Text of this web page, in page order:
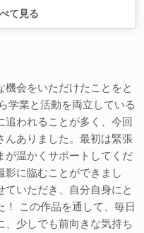
て見る
機会をいただけたことをと
学業と活動を両立している
追われることが多く、今回
んありました。最初は緊張
が温かくサポートしてくだ
影に臨むことができまし
いただき、自分自身にと
！ この作品を通して、毎日
少しでも前向きな気持ち